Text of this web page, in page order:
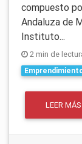
compuesto
Andaluza de
Instituto...
2 min de
LEER